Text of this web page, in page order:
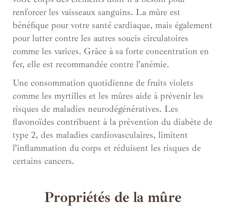
renforcer les vaisseaux sanguins. La mûre est
bénéfique pour votre santé cardiaque, mais également
pour lutter contre les autres soucis circulatoires
comme les varices. Grâce à sa forte concentration en
fer, elle est recommandée contre l’anémie.
Une consommation quotidienne de fruits violets
comme les myrtilles et les mûres aide à prévenir les
risques de maladies neurodégénératives. Les
flavonoïdes contribuent à la prévention du diabète de
type 2, des maladies cardiovasculaires, limitent
l’inflammation du corps et réduisent les risques de
certains cancers.
Propriétés de la mûre